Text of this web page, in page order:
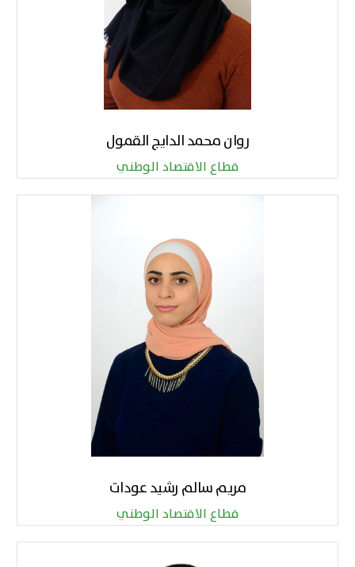
روان محمد الدايج القمول
قطاع الاقتصاد الوطني
مريم سالم رشيد عودات
قطاع الاقتصاد الوطني